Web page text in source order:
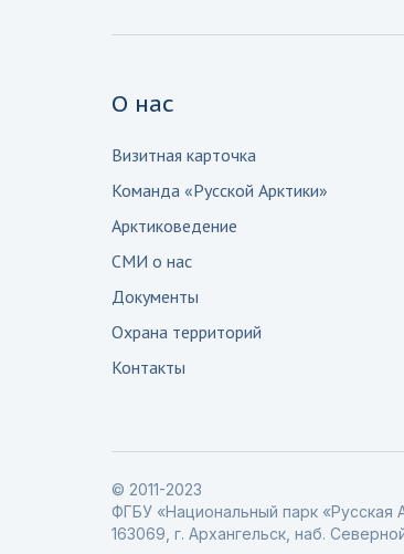
О нас
Визитная карточка
Команда «Русской Арктики»
Арктиковедение
СМИ о нас
Документы
Охрана территорий
Контакты
© 2011-2023
ФГБУ «Национальный парк «Русская
163069, г. Архангельск, наб.